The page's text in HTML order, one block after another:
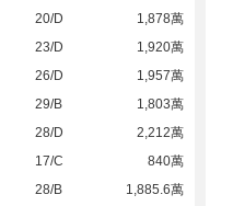
20/D
1,878萬
23/D
1,920萬
26/D
1,957萬
29/B
1,803萬
28/D
2,212萬
17/C
840萬
28/B
1,885.6萬